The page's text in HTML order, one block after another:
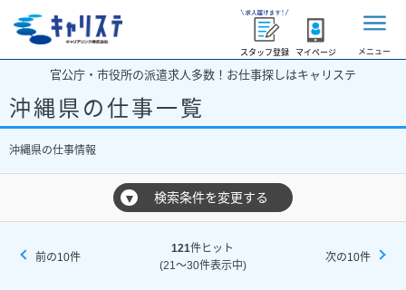
スタッフ登録 マイページ メニュー
官公庁・市役所の派遣求人多数！お仕事探しはキャリステ
沖縄県の仕事一覧
沖縄県の仕事情報
▼ 検索条件を変更する
前の10件
121件ヒット
(21～30件表示中)
次の10件